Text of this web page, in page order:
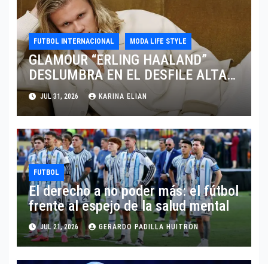
FUTBOL INTERNACIONAL MODA LIFE STYLE
GLAMOUR “ERLING HAALAND”
DESLUMBRA EN EL DESFILE ALTA
SARTORIA DE DOLCE & GABBANA
TRAS EL MUNDIAL 2026
JUL 31, 2026 KARINA ELIAN
FUTBOL
El derecho a no poder más: el fútbol
frente al espejo de la salud mental
JUL 21, 2026 GERARDO PADILLA HUITRON